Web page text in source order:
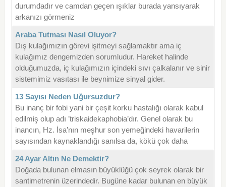
durumdadır ve camdan geçen ışıklar burada yansıyarak
arkanızı görmeniz
Araba Tutması Nasıl Oluyor?
Dış kulağımızın görevi işitmeyi sağlamaktır ama iç
kulağımız dengemizden sorumludur. Hareket halinde
olduğumuzda, iç kulağımızın içindeki sıvı çalkalanır ve sinir
sistemimiz vasıtası ile beynimize sinyal gider.
13 Sayısı Neden Uğursuzdur?
Bu inanç bir fobi yani bir çeşit korku hastalığı olarak kabul
edilmiş olup adı ’triskaidekaphobia’dır. Genel olarak bu
inancın, Hz. İsa’nın meşhur son yemeğindeki havarilerin
sayısından kaynaklandığı sanılsa da, kökü çok daha
24 Ayar Altın Ne Demektir?
Doğada bulunan elmasın büyüklüğü çok seyrek olarak bir
santimetrenin üzerindedir. Bugüne kadar bulunan en büyük